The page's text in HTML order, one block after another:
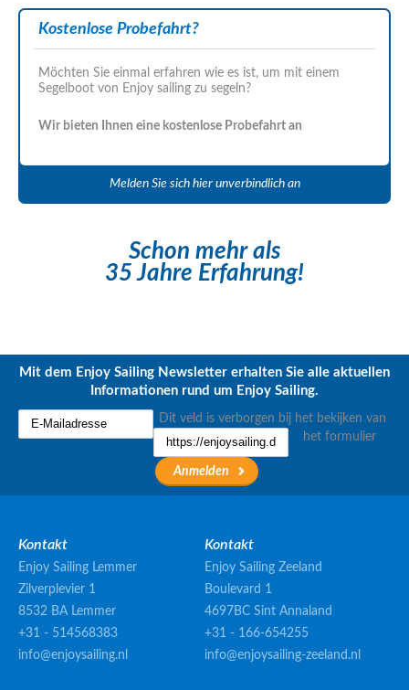
Kostenlose Probefahrt?
Möchten Sie einmal erfahren wie es ist, um mit einem
Segelboot von Enjoy sailing zu segeln?
Wir bieten Ihnen eine kostenlose Probefahrt an
Melden Sie sich hier unverbindlich an
Schon mehr als
35 Jahre Erfahrung!
Mit dem Enjoy Sailing Newsletter erhalten Sie alle aktuellen
Informationen rund um Enjoy Sailing.
Dit veld is verborgen bij het bekijken van
het formulier
Kontakt
Enjoy Sailing Lemmer
Zilverplevier 1
8532 BA Lemmer
+31 - 514568383
info@enjoysailing.nl
Kontakt
Enjoy Sailing Zeeland
Boulevard 1
4697BC Sint Annaland
+31 - 166-654255
info@enjoysailing-zeeland.nl